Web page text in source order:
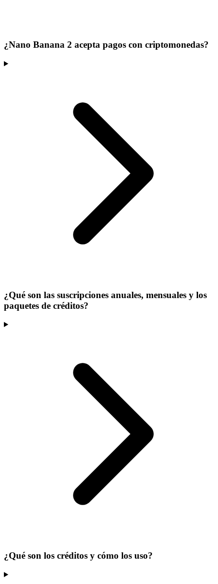
¿Nano Banana 2 acepta pagos con criptomonedas?
¿Qué son las suscripciones anuales, mensuales y los
paquetes de créditos?
¿Qué son los créditos y cómo los uso?